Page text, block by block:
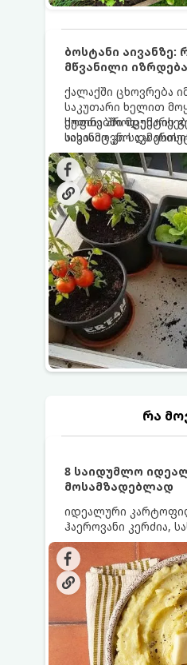
ბოსტანი
მწვანილი
ქალაქში ცხოვრება
საკუთარი ხელით
სუფთა პროდუქტის
აივანიც კი
მოიწყოთ მინი-
ყოველდღიურად
და ბოსტნეულს
ქოთნებში
სასიამოვნო და
იცოდეთ, რომელი
ქოთნის პირობებს
მოუაროთ მათ
რა
8 საიდუმლო
მოსამზადებლად
იდეალური
ჰაეროვანი კერძია,
ნაღების-
ძალიან მარტივია,
საიდუმლო,
პიურე იდეალურად